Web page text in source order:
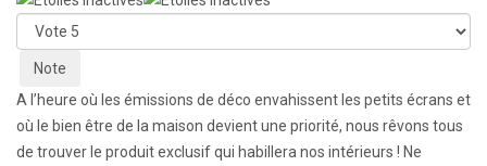
Veuillez
voter
A l’heure où les émissions de déco envahissent les petits écrans et
où le bien être de la maison devient une priorité, nous rêvons tous
de trouver le produit exclusif qui habillera nos intérieurs ! Ne